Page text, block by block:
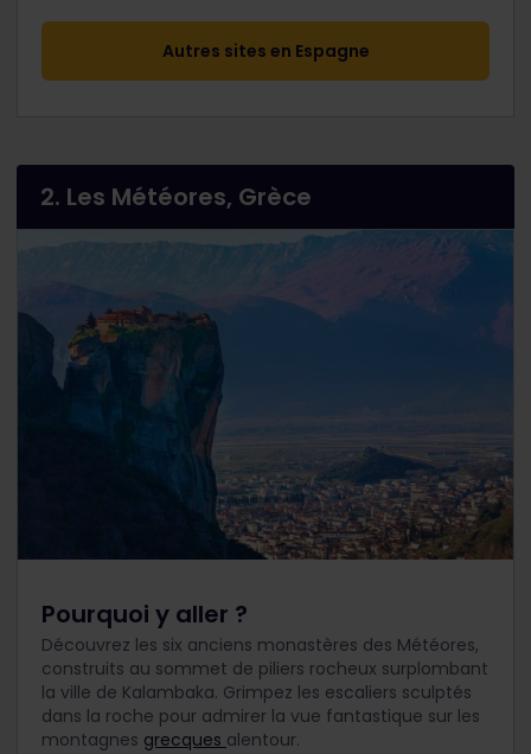
Autres sites en Espagne
2. Les Météores, Grèce
Pourquoi y aller ?
Découvrez les six anciens monastères des Météores,
construits au sommet de piliers rocheux surplombant
la ville de Kalambaka. Grimpez les escaliers sculptés
dans la roche pour admirer la vue fantastique sur les
montagnes grecques alentour.